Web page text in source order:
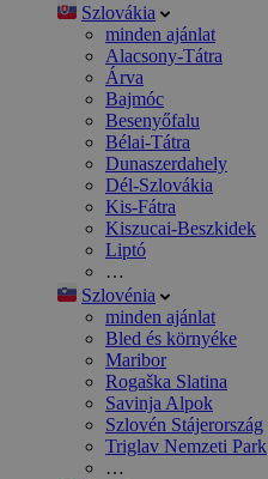
Szlovákia
minden ajánlat
Alacsony-Tátra
Árva
Bajmóc
Besenyőfalu
Bélai-Tátra
Dunaszerdahely
Dél-Szlovákia
Kis-Fátra
Kiszucai-Beszkidek
Liptó
…
Szlovénia
minden ajánlat
Bled és környéke
Maribor
Rogaška Slatina
Savinja Alpok
Szlovén Stájerország
Triglav Nemzeti Park
…